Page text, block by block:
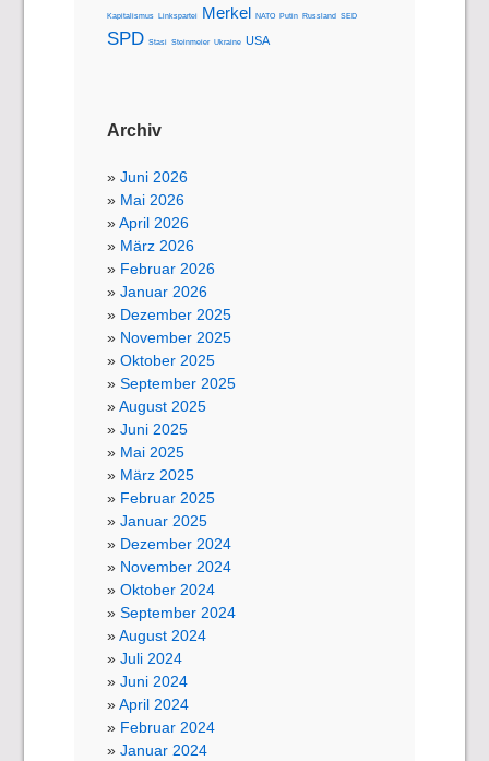
Kapitalismus Linkspartei Merkel NATO Putin Russland SED
SPD Stasi Steinmeier Ukraine USA
Archiv
Juni 2026
Mai 2026
April 2026
März 2026
Februar 2026
Januar 2026
Dezember 2025
November 2025
Oktober 2025
September 2025
August 2025
Juni 2025
Mai 2025
März 2025
Februar 2025
Januar 2025
Dezember 2024
November 2024
Oktober 2024
September 2024
August 2024
Juli 2024
Juni 2024
April 2024
Februar 2024
Januar 2024